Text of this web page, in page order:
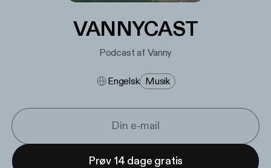
VANNYCAST
Podcast af Vanny
Engelsk Musik
Prøv 14 dage gratis